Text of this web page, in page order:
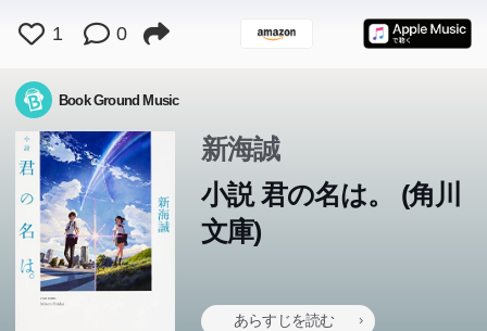
1 0
Book Ground Music
新海誠
小説 君の名は。 (角川
文庫)
あらすじを読む